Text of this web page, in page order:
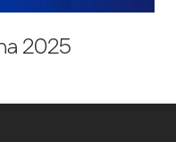
2025